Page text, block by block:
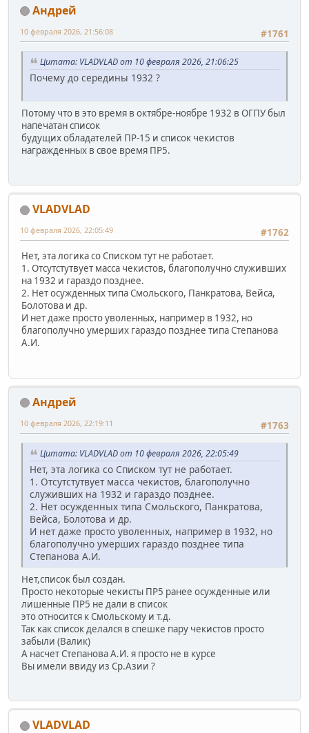
Андрей
#1761
10 февраля 2026, 21:56:08
Цитата: VLADVLAD от 10 февраля 2026, 21:06:25
Почему до середины 1932 ?
Потому что в это время в октябре-ноябре 1932 в ОГПУ был
напечатан список
будущих обладателей ПР-15 и список чекистов
награжденных в свое время ПР5.
VLADVLAD
#1762
10 февраля 2026, 22:05:49
Нет, эта логика со Списком тут не работает.
1. Отсутстутвует масса чекистов, благополучно служивших
на 1932 и гараздо позднее.
2. Нет осужденных типа Смольского, Панкратова, Вейса,
Болотова и др.
И нет даже просто уволенных, например в 1932, но
благополучно умерших гараздо позднее типа Степанова
А.И.
Андрей
#1763
10 февраля 2026, 22:19:11
Цитата: VLADVLAD от 10 февраля 2026, 22:05:49
Нет, эта логика со Списком тут не работает.
1. Отсутстутвует масса чекистов, благополучно
служивших на 1932 и гараздо позднее.
2. Нет осужденных типа Смольского, Панкратова,
Вейса, Болотова и др.
И нет даже просто уволенных, например в 1932, но
благополучно умерших гараздо позднее типа
Степанова А.И.
Нет,список был создан.
Просто некоторые чекисты ПР5 ранее осужденные или
лишенные ПР5 не дали в список
это относится к Смольскому и т.д.
Так как список делался в спешке пару чекистов просто
забыли (Валик)
А насчет Степанова А.И. я просто не в курсе
Вы имели ввиду из Ср.Азии ?
VLADVLAD